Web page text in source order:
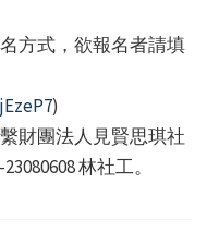
方式，欲報名者請填
)
財團法人見賢思琪社
林社工。